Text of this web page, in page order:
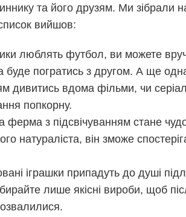
та його друзям. Ми зібрали
вийшов:
люблять футбол, ви можете
буде погратись з другом. А ще
дивитись вдома фільми, чи
попкорну.
ферма з підсвічуванням стане
натураліста, він зможе
іграшки припадуть до душі
лише якісні вироби, щоб